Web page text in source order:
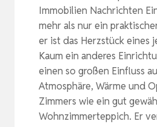
Immobilien Nachrichten
mehr als nur ein
er ist das Herzstück eines
Kaum ein anderes
einen so großen Einfluss
Atmosphäre, Wärme und
Zimmers wie ein gut
Wohnzimmerteppich. Er